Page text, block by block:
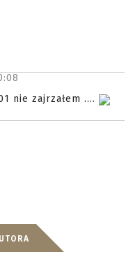
nie zajrzałem ....